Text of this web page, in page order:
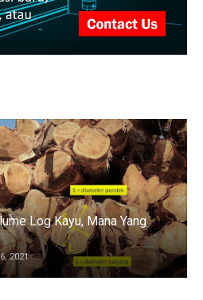
Log Kayu, Mana Yang
2021